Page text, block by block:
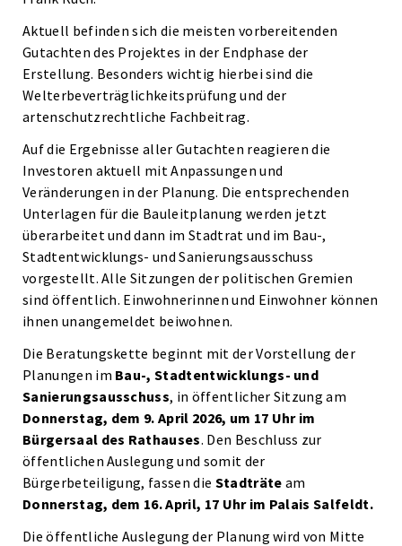
Aktuell befinden sich die meisten vorbereitenden
Gutachten des Projektes in der Endphase der
Erstellung. Besonders wichtig hierbei sind die
Welterbeverträglichkeitsprüfung und der
artenschutzrechtliche Fachbeitrag.
Auf die Ergebnisse aller Gutachten reagieren die
Investoren aktuell mit Anpassungen und
Veränderungen in der Planung. Die entsprechenden
Unterlagen für die Bauleitplanung werden jetzt
überarbeitet und dann im Stadtrat und im Bau-,
Stadtentwicklungs- und Sanierungsausschuss
vorgestellt. Alle Sitzungen der politischen Gremien
sind öffentlich. Einwohnerinnen und Einwohner können
ihnen unangemeldet beiwohnen.
Die Beratungskette beginnt mit der Vorstellung der
Planungen im Bau-, Stadtentwicklungs- und
Sanierungsausschuss, in öffentlicher Sitzung am
Donnerstag, dem 9. April 2026, um 17 Uhr im
Bürgersaal des Rathauses. Den Beschluss zur
öffentlichen Auslegung und somit der
Bürgerbeteiligung, fassen die Stadträte am
Donnerstag, dem 16. April, 17 Uhr im Palais Salfeldt.
Die öffentliche Auslegung der Planung wird von Mitte